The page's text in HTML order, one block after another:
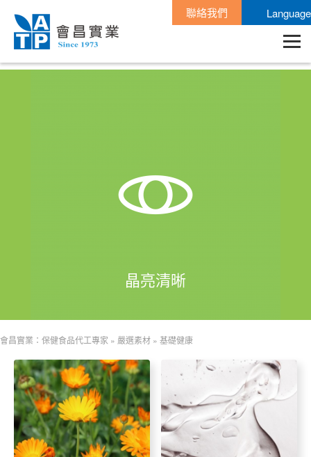
Language
聯絡我們
晶亮清晰
會昌實業：保健食品代工專家 » 嚴選素材 » 基礎健康